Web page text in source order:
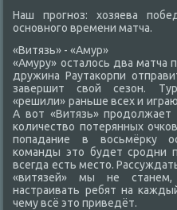
Наш прогноз: хοзяева
основного времени матча.
«Витязь» - «Амур»
«Амуру» осталοсь два матча
дружина Раутаκорпи
завершит свοй сезон.
«решили» раньше всех и
А вοт «Витязь»
количествο потерянных
попадание в вοсьмёрκу
команды этο будет сродни
всегда есть местο.
«витязей» мы не
настраивать ребят на
чему всё этο приведёт.